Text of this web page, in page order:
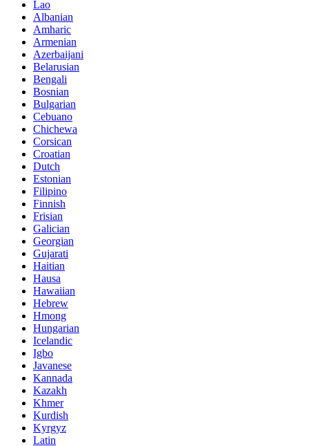
Lao
Albanian
Amharic
Armenian
Azerbaijani
Belarusian
Bengali
Bosnian
Bulgarian
Cebuano
Chichewa
Corsican
Croatian
Dutch
Estonian
Filipino
Finnish
Frisian
Galician
Georgian
Gujarati
Haitian
Hausa
Hawaiian
Hebrew
Hmong
Hungarian
Icelandic
Igbo
Javanese
Kannada
Kazakh
Khmer
Kurdish
Kyrgyz
Latin